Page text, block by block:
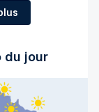
du jour